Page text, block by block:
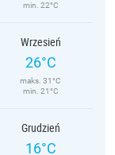
min. 22°C
Wrzesień
26°C
maks. 31°C
min. 21°C
Grudzień
16°C